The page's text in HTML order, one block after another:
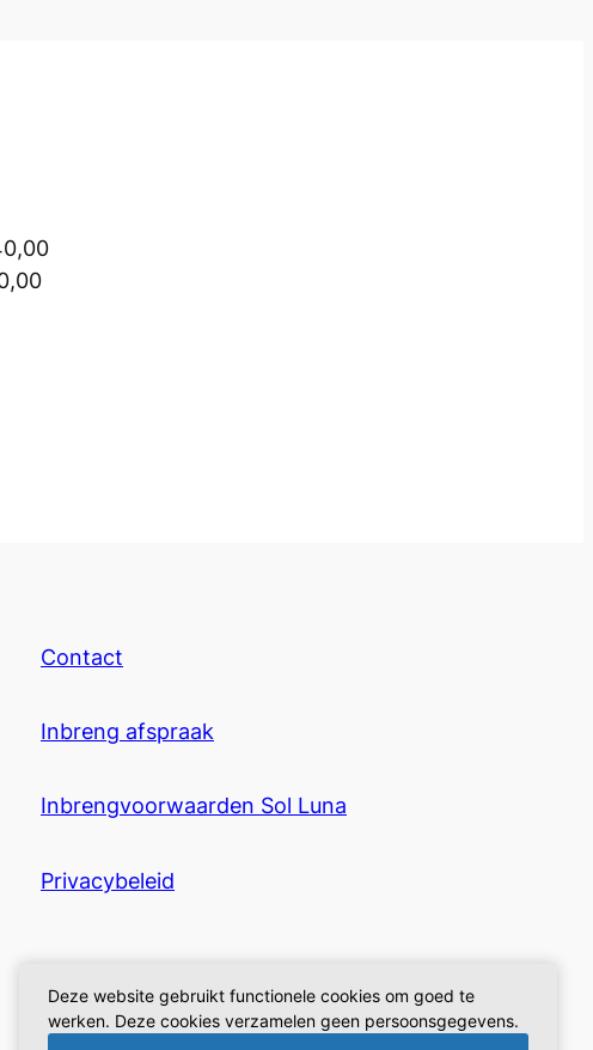
Contact
Inbreng afspraak
Inbrengvoorwaarden Sol Luna
Privacybeleid
Deze website gebruikt functionele cookies om goed te
werken. Deze cookies verzamelen geen persoonsgegevens.